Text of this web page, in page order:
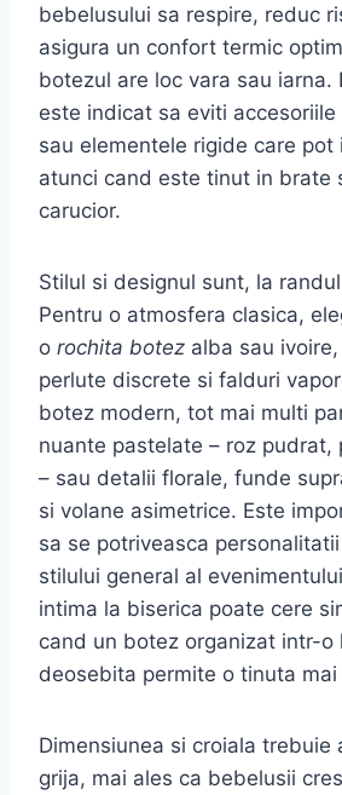
bebelusului sa respire, reduc
asigura un confort termic
botezul are loc vara sau iarna.
este indicat sa eviti accesoriile
sau elementele rigide care pot
atunci cand este tinut in brate
carucior.
Stilul si designul sunt, la
Pentru o atmosfera clasica,
o rochita botez alba sau
perlute discrete si falduri
botez modern, tot mai multi
nuante pastelate – roz pudrat,
– sau detalii florale, funde
si volane asimetrice. Este
sa se potriveasca
stilului general al
intima la biserica poate cere
cand un botez organizat intr-o
deosebita permite o tinuta
Dimensiunea si croiala trebuie
grija, mai ales ca bebelusii